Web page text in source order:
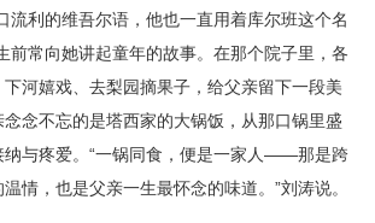
流利的维吾尔语，他也一直用着库尔班这个名
前常向她讲起童年的故事。在那个院子里，各
河嬉戏、去梨园摘果子，给父亲留下一段美
念不忘的是塔西家的大锅饭，从那口锅里盛
纳与疼爱。“一锅同食，便是一家人——那是跨
情，也是父亲一生最怀念的味道。”刘涛说。